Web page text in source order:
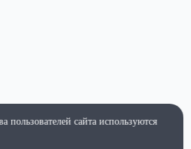
пользователей сайта используются